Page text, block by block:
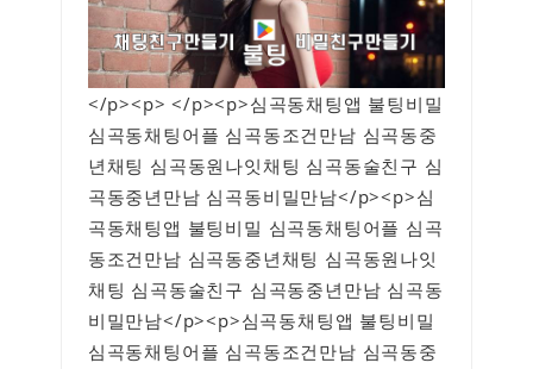
</p><p> </p><p>심곡동채팅앱 불팅비밀
심곡동채팅어플 심곡동조건만남 심곡동중
년채팅 심곡동원나잇채팅 심곡동술친구 심
곡동중년만남 심곡동비밀만남</p><p>심
곡동채팅앱 불팅비밀 심곡동채팅어플 심곡
동조건만남 심곡동중년채팅 심곡동원나잇
채팅 심곡동술친구 심곡동중년만남 심곡동
비밀만남</p><p>심곡동채팅앱 불팅비밀
심곡동채팅어플 심곡동조건만남 심곡동중